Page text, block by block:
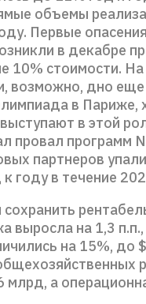
объемы
Первые
в декабре
10% стоимости.
возможно, дно
в Париже,
в этой
провал программ
партнеров
году в течение
сохранить
выросла на 1,3
на 15%, до
а